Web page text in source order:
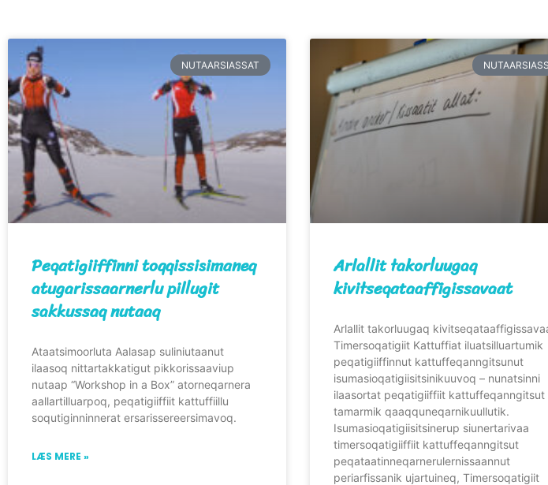
NUTAARSIASSAT
Peqatigiiffinni toqqissisimaneq
atugarissaarnerlu pillugit
sakkussaq nutaaq
Ataatsimoorluta Aalasap suliniutaanut
ilaasoq nittartakkatigut pikkorissaaviup
nutaap “Workshop in a Box” atorneqarnera
aallartilluarpoq, peqatigiiffiit kattuffiillu
soqutiginninnerat ersarissereersimavoq.
LÆS MERE »
Arlallit takorluugaq
kivitseqataaffigissavaat
Arlallit takorluugaq
Timersoqatigiit Kattuffiat iluatsilluartumik
peqatigiiffinnut kattuffeqanngitsunut
isumasioqatigiisitsinikuuvoq – nunatsinni
ilaasortat peqatigiiffiit kattuffeqanngitsut
tamarmik qaaqquneqarnikuullutik.
Isumasioqatigiisitsinerup siunertarivaa
timersoqatigiiffiit kattuffeqanngitsut
peqataatinneqarnerulernissaannut
periarfissanik ujartuineq, Timersoqatigiit